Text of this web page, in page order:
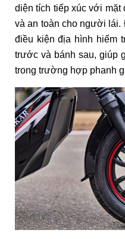
diện tích tiếp xúc với mặt
và an toàn cho người lái.
điều kiện địa hình hiểm
trước và bánh sau, giúp
trong trường hợp phanh